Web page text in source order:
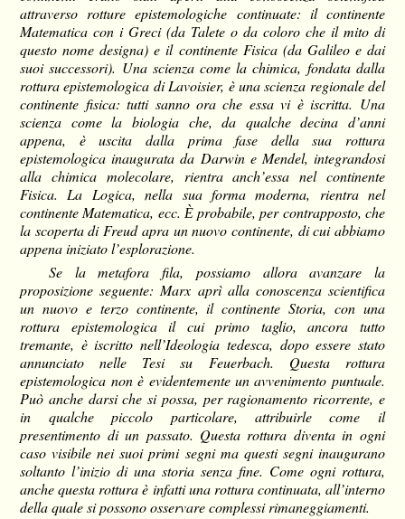
attraverso rotture epistemologiche continuate: il continente
Matematica con i Greci (da Talete o da coloro che il mito di
questo nome designa) e il continente Fisica (da Galileo e dai
suoi successori). Una scienza come la chimica, fondata dalla
rottura epistemologica di Lavoisier, è una scienza regionale del
continente fisica: tutti sanno ora che essa vi è iscritta. Una
scienza come la biologia che, da qualche decina d’anni
appena, è uscita dalla prima fase della sua rottura
epistemologica inaugurata da Darwin e Mendel, integrandosi
alla chimica molecolare, rientra anch’essa nel continente
Fisica. La Logica, nella sua forma moderna, rientra nel
continente Matematica, ecc. Ѐ probabile, per contrapposto, che
la scoperta di Freud apra un nuovo continente, di cui abbiamo
appena iniziato l’esplorazione.
Se la metafora fila, possiamo allora avanzare la
proposizione seguente: Marx aprì alla conoscenza scientifica
un nuovo e terzo continente, il continente Storia, con una
rottura epistemologica il cui primo taglio, ancora tutto
tremante, è iscritto nell’Ideologia tedesca, dopo essere stato
annunciato nelle Tesi su Feuerbach. Questa rottura
epistemologica non è evidentemente un avvenimento puntuale.
Può anche darsi che si possa, per ragionamento ricorrente, e
in qualche piccolo particolare, attribuirle come il
presentimento di un passato. Questa rottura diventa in ogni
caso visibile nei suoi primi segni ma questi segni inaugurano
soltanto l’inizio di una storia senza fine. Come ogni rottura,
anche questa rottura è infatti una rottura continuata, all’interno
della quale si possono osservare complessi rimaneggiamenti.